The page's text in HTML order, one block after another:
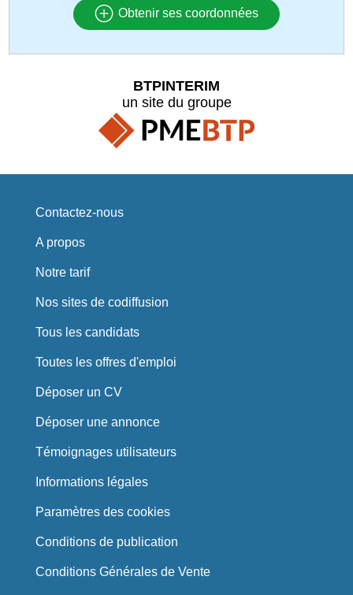
Obtenir ses coordonnées
BTPINTERIM
un site du groupe
Contactez-nous
A propos
Notre tarif
Nos sites de codiffusion
Tous les candidats
Toutes les offres d'emploi
Déposer un CV
Déposer une annonce
Témoignages utilisateurs
Informations légales
Paramètres des cookies
Conditions de publication
Conditions Générales de Vente